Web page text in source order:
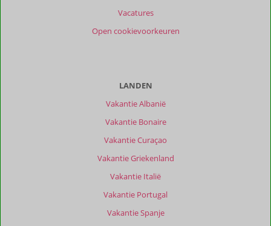
Vacatures
Open cookievoorkeuren
LANDEN
Vakantie Albanië
Vakantie Bonaire
Vakantie Curaçao
Vakantie Griekenland
Vakantie Italië
Vakantie Portugal
Vakantie Spanje